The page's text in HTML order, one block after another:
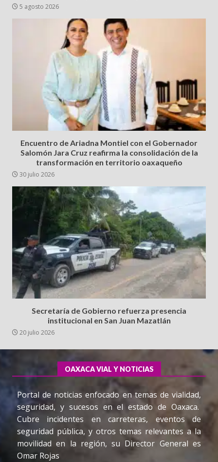
5 agosto 2026
Encuentro de Ariadna Montiel con el Gobernador
Salomón Jara Cruz reafirma la consolidación de la
transformación en territorio oaxaqueño
30 julio 2026
Secretaría de Gobierno refuerza presencia
institucional en San Juan Mazatlán
20 julio 2026
OAXACA VIAL Y NOTICIAS
Portal de noticias enfocado en temas de vialidad,
seguridad, y sucesos en el estado de Oaxaca.
Cubre incidentes en carreteras, eventos de
seguridad pública, y otros temas relevantes a la
movilidad en la región, su Director General es
Omar Rojas